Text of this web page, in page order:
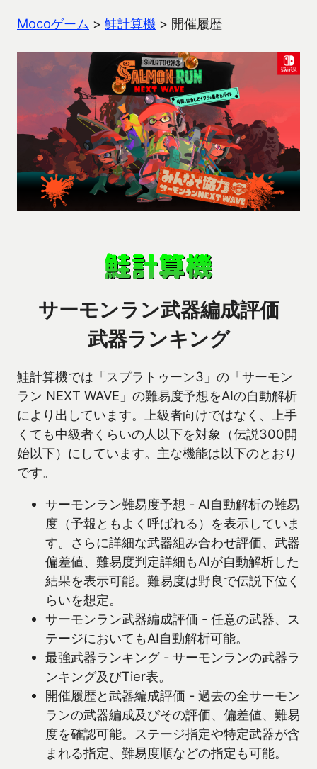
Mocoゲーム > 鮭計算機 > 開催履歴
サーモンラン武器編成評価
武器ランキング
鮭計算機では「スプラトゥーン3」の「サーモン
ラン NEXT WAVE」の難易度予想をAIの自動解析
により出しています。上級者向けではなく、上手
くても中級者くらいの人以下を対象（伝説300開
始以下）にしています。主な機能は以下のとおり
です。
サーモンラン難易度予想 - AI自動解析の難易
度（予報ともよく呼ばれる）を表示していま
す。さらに詳細な武器組み合わせ評価、武器
偏差値、難易度判定詳細もAIが自動解析した
結果を表示可能。難易度は野良で伝説下位く
らいを想定。
サーモンラン武器編成評価 - 任意の武器、ス
テージにおいてもAI自動解析可能。
最強武器ランキング - サーモンランの武器ラ
ンキング及びTier表。
開催履歴と武器編成評価 - 過去の全サーモン
ランの武器編成及びその評価、偏差値、難易
度を確認可能。ステージ指定や特定武器が含
まれる指定、難易度順などの指定も可能。